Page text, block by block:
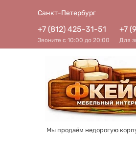
Cанкт-Петербург
+7 (812) 425-31-51
Звоните с 10:00 до 20:00
+7
Для
Мы продаём недорогую